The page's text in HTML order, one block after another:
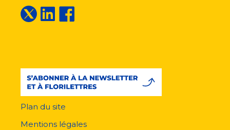
pied
Plan du site
Mentions légales